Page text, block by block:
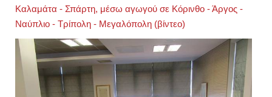
Καλαμάτα - Σπάρτη, μέσω αγωγού σε Κόρινθο - Άργος -
Ναύπλιο - Τρίπολη - Μεγαλόπολη (βίντεο)